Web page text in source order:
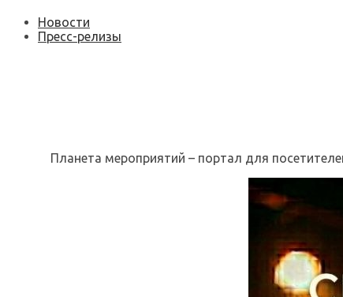
Новости
Пресс-релизы
Планета мероприятий – портал для